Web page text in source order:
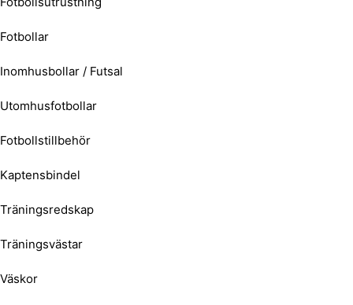
Fotbollar
Inomhusbollar / Futsal
Utomhusfotbollar
Fotbollstillbehör
Kaptensbindel
Träningsredskap
Träningsvästar
Väskor